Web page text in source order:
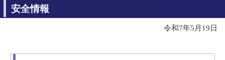
安全情報
令和7年5月19日